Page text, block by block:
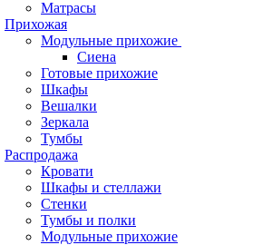
Матрасы
Прихожая
Модульные прихожие
Сиена
Готовые прихожие
Шкафы
Вешалки
Зеркала
Тумбы
Распродажа
Кровати
Шкафы и стеллажи
Стенки
Тумбы и полки
Модульные прихожие